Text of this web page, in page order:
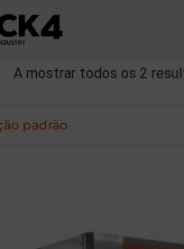
A mostrar todos os 2